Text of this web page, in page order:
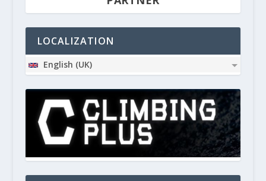
LOCALIZATION
English (UK)